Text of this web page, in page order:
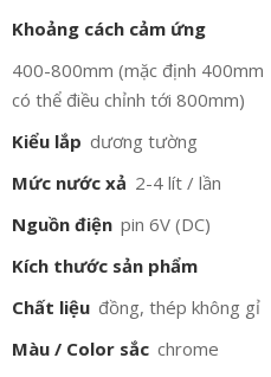
Khoảng cách cảm ứng
400-800mm (mặc định 400mm
có thể điều chỉnh tới 800mm)
Kiểu lắp dương tường
Mức nước xả 2-4 lít / lần
Nguồn điện pin 6V (DC)
Kích thước sản phẩm
Chất liệu đồng, thép không gỉ
Màu / Color sắc chrome